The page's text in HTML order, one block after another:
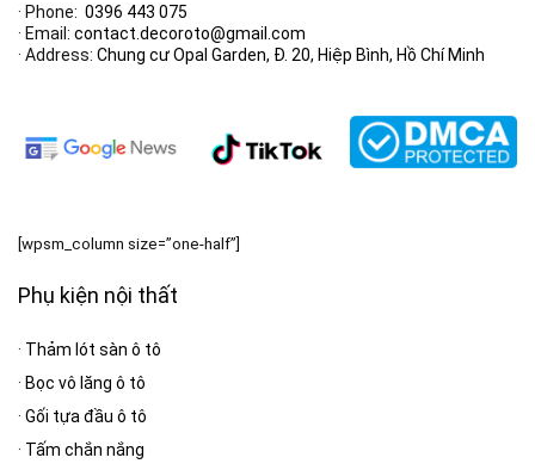
· Phone: 0396 443 075
· Email: contact.decoroto@gmail.com
· Address: Chung cư Opal Garden, Đ. 20, Hiệp Bình, Hồ Chí Minh
[wpsm_column size=”one-half”]
Phụ kiện nội thất
· Thảm lót sàn ô tô
· Bọc vô lăng ô tô
· Gối tựa đầu ô tô
· Tấm chắn nắng